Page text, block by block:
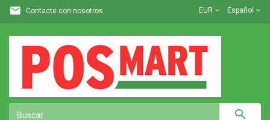
Español
EUR
Contacte con nosotros